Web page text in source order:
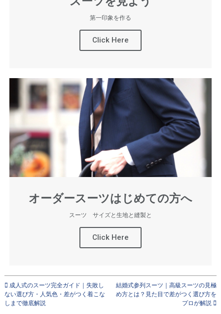
第一印象を作る
Click Here
オーダースーツはじめての方へ
スーツ サイズと生地と縫製と
Click Here
成人式のスーツ完全ガイド｜失敗し
ない選び方・人気色・差がつく着こな
しまで徹底解説
結婚式参列スーツ｜高級スーツの見極
め方とは？見た目で差がつく選び方を
プロが解説